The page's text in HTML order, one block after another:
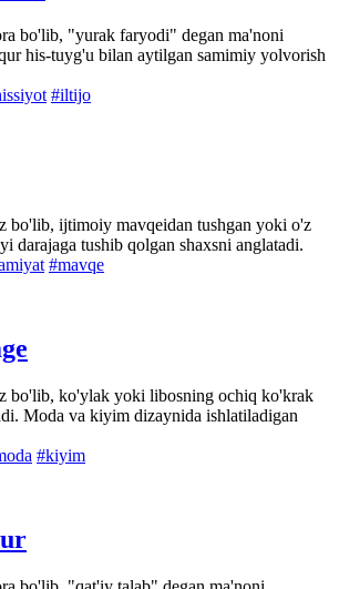
bo'lib, "yurak faryodi" degan ma'noni
his-tuyg'u bilan aytilgan samimiy yolvorish
#iltijo
bo'lib, ijtimoiy mavqeidan tushgan yoki o'z
darajaga tushib qolgan shaxsni anglatadi.
#mavqe
bo'lib, ko'ylak yoki libosning ochiq ko'krak
Moda va kiyim dizaynida ishlatiladigan
#kiyim